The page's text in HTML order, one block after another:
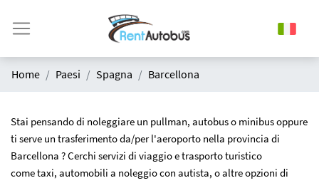
Home Paesi Spagna Barcellona
Stai pensando di noleggiare un pullman, autobus o minibus oppure
ti serve un trasferimento da/per l'aeroporto nella provincia di
Barcellona ? Cerchi servizi di viaggio e trasporto turistico
come taxi, automobili a noleggio con autista, o altre opzioni di